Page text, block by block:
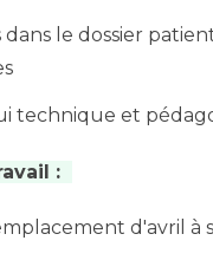
dans le dossier
technique et
:
d'avril à